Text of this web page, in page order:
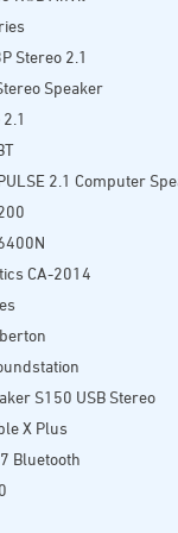
Stereo 2.1
Speaker
2.1 Computer
CA-2014
S150 USB Stereo
X Plus
Bluetooth